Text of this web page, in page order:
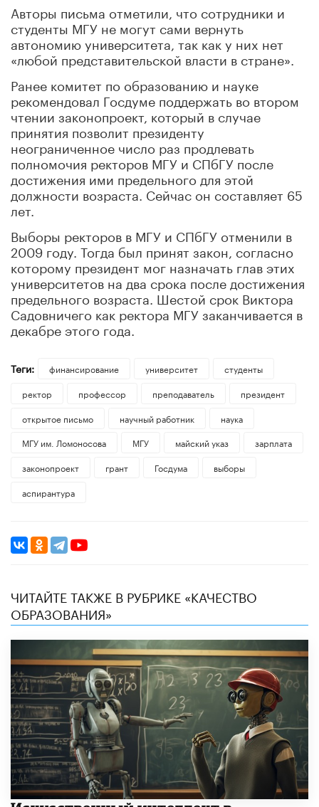
Авторы письма отметили, что сотрудники и
студенты МГУ не могут сами вернуть
автономию университета, так как у них нет
«любой представительской власти в стране».
Ранее комитет по образованию и науке
рекомендовал Госдуме поддержать во втором
чтении законопроект, который в случае
принятия позволит президенту
неограниченное число раз продлевать
полномочия ректоров МГУ и СПбГУ после
достижения ими предельного для этой
должности возраста. Сейчас он составляет 65
лет.
Выборы ректоров в МГУ и СПбГУ отменили в
2009 году. Тогда был принят закон, согласно
которому президент мог назначать глав этих
университетов на два срока после достижения
предельного возраста. Шестой срок Виктора
Садовничего как ректора МГУ заканчивается в
декабре этого года.
Теги: финансирование университет
студенты
ректор
профессор преподаватель
президент
открытое письмо
научный работник
наука
МГУ им. Ломоносова
МГУ майский указ
зарплата
законопроект
грант Госдума
выборы
аспирантура
ЧИТАЙТЕ ТАКЖЕ В РУБРИКЕ «КАЧЕСТВО
ОБРАЗОВАНИЯ»